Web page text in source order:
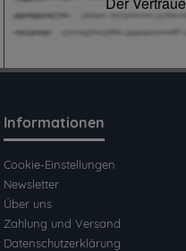
Informationen
Cookie-Einstellungen
Newsletter
Über uns
Zahlung und Versand
Datenschutzerklärung